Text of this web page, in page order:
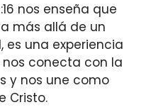
nos enseña que
más allá de un
es una experiencia
conecta con la
y nos une como
Cristo.